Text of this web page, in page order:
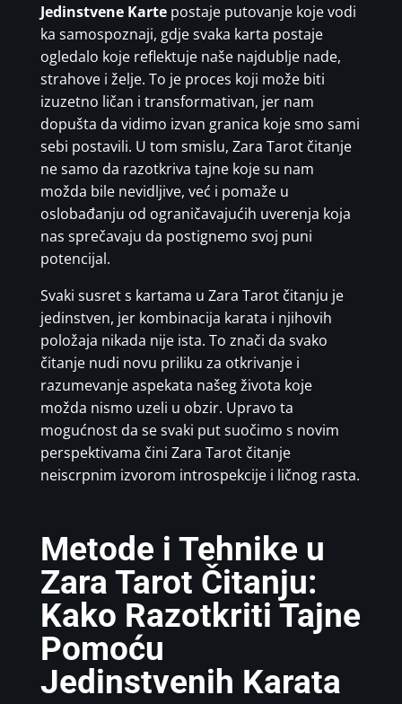
Jedinstvene Kartepostaje putovanje koje vodi
ka samospoznaji, gdje svaka karta postaje
ogledalo koje reflektuje naše najdublje nade,
strahove i želje. To je proces koji može biti
izuzetno ličan i transformativan, jer nam
dopušta da vidimo izvan granica koje smo sami
sebi postavili. U tom smislu, Zara Tarot čitanje
ne samo da razotkriva tajne koje su nam
možda bile nevidljive, već i pomaže u
oslobađanju od ograničavajućih uverenja koja
nas sprečavaju da postignemo svoj puni
potencijal.
Svaki susret s kartama u Zara Tarot čitanju je
jedinstven, jer kombinacija karata i njihovih
položaja nikada nije ista. To znači da svako
čitanje nudi novu priliku za otkrivanje i
razumevanje aspekata našeg života koje
možda nismo uzeli u obzir. Upravo ta
mogućnost da se svaki put suočimo s novim
perspektivama čini Zara Tarot čitanje
neiscrpnim izvorom introspekcije i ličnog rasta.
Metode i Tehnike u
Zara Tarot Čitanju:
Kako Razotkriti Tajne
Pomoću
Jedinstvenih Karata